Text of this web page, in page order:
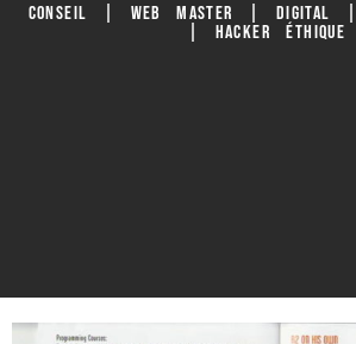
CONSEIL | WEB MASTER | DIGITAL |
| HACKER ÉTHIQUE